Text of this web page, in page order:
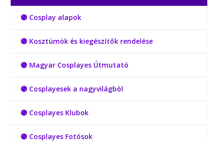
🟣 Cosplay alapok
🟣 Kosztümök és kiegészítők rendelése
🟣 Magyar Cosplayes Útmutató
🟣 Cosplayesek a nagyvilágból
🟣 Cosplayes Klubok
🟣 Cosplayes Fotósok